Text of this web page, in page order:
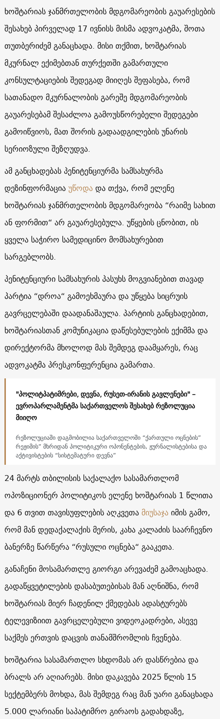
ხოშტარიას ჯანმრთელობის მდგომარეობის გაუარესების
შესახებ პირველად 17 ივნისს მისმა ადვოკატმა, შოთა
თუთბერიძემ განაცხადა. მისი თქმით, ხოშტარიას
მკურნალ ექიმებთან თურქეთში გამართული
კონსულტაციების შედეგად მიიღეს შეფასება, რომ
სათანადო მკურნალობის გარეშე მდგომარეობის
გაუარესებამ შესაძლოა გამოუსწორებელი შედეგები
გამოიწვიოს, მათ შორის გადაადგილების უნარის
სერიოზული შეზღუდვა.
ამ განცხადებას პენიტენციურმა სამსახურმა
დეზინფორმაციაუწოდადა თქვა, რომ ელენე
ხოშტარიას ჯანმრთელობის მდგომარეობა “რაიმე სახით
ან ფორმით“ არ გაუარესებულა. უწყების ცნობით, ის
ყველა საჭირო სამედიცინო მომსახურებით
სარგებლობს.
პენიტენციური სამსახურის პასუხს მოგვიანებით თავად
პარტია “დროა“ გამოეხმაურა და უწყება სიცრუის
გავრცელებაში დაადანაშაულა. პარტიის განცხადებით,
ხოშტარიასთან კომუნიკაცია დაწესებულების ექიმმა და
დირექტორმა მხოლოდ მას შემდეგ დაამყარეს, რაც
ადვოკატმა პრესკონფერენცია გამართა.
"პოლიტპატიმრები, დევნა, რუსეთ-ირანის გავლენები" –
ევროპარლამენტმა საქართველოს შესახებ რეზოლუცია
მიიღო
რეზოლუციაში დაგმობილია საქართველოში “ქართული ოცნების”
რეჟიმის” მხრიდან პოლიტიკური ოპონენტების, ჟურნალისტებისა და
აქტივისტების “სისტემატური დევნა”
24 მარტს თბილისის საქალაქო სასამართლომ
ოპოზიციონერ პოლიტიკოს ელენე ხოშტარიას 1 წლითა
და 6 თვით თავისუფლების აღკვეთამიუსაჯაიმის გამო,
რომ მან დედაქალაქის მერის, კახა კალაძის საარჩევნო
ბანერზე წარწერა “რუსული ოცნება“ გააკეთა.
განაჩენი მოსამართლე გიორგი არევაძემ გამოაცხადა.
გადაწყვეტილების დასაბუთებისას მან აღნიშნა, რომ
ხოშტარიას მიერ ჩადენილ ქმედებას ადასტურებს
ტელევიზიით გავრცელებული ვიდეოკადრები, ასევე
საქმეს ერთვის დაცვის თანამშრომლის ჩვენება.
ხოშტარია სასამართლო სხდომას არ დასწრებია და
ბრალს არ აღიარებს. მისი დაკავება 2025 წლის 15
სექტემბერს მოხდა, მას შემდეგ რაც მან უარი განაცხადა
5.000 ლარიანი საპატიმრო გირაოს გადახდაზე,